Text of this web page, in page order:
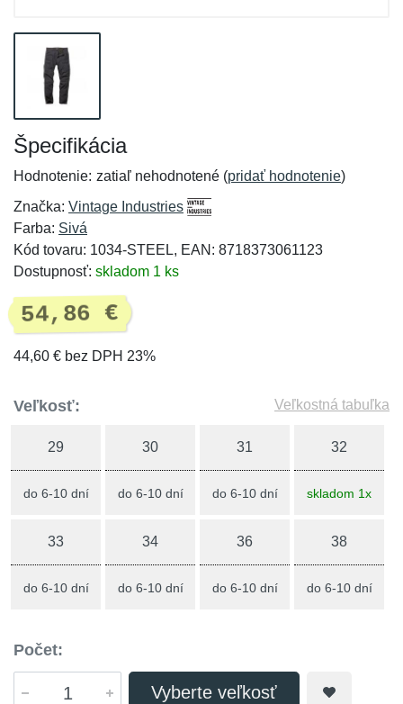
Špecifikácia
Hodnotenie: zatiaľ nehodnotené (pridať hodnotenie)
Značka: Vintage Industries
Farba: Sivá
Kód tovaru: 1034-STEEL, EAN: 8718373061123
Dostupnosť: skladom 1 ks
54,86 €
44,60 € bez DPH 23%
Veľkosť: Veľkostná tabuľka
29
do 6-10 dní
30
do 6-10 dní
31
do 6-10 dní
32
skladom 1x
33
do 6-10 dní
34
do 6-10 dní
36
do 6-10 dní
38
do 6-10 dní
Počet:
Vyberte veľkosť